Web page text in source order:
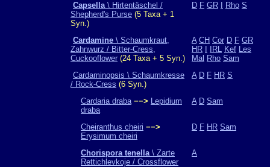
Capsella\ Hirtentäschel /
Shepherd's Purse (5 Taxa + 1
Syn.)
D F GR Rho S
Cardamine \ Schaumkraut,
Zahnwurz / Bitter-Cress,
Cuckooflower (24 Taxa + 5 Syn.)
A CH Cor D F GR
HR
IRL Kef Les
Mal Rho Sam
Cardaminopsis \ Schaumkresse
/ Rock-Cress (6 Syn.)
A D F HR S
Cardaria draba −−> Lepidium
draba
A D Sam
Cheiranthus cheiri −−>
Erysimum cheiri
D F HR Sam
Chorispora tenella\ Zarte
Rettichlevkoje / Crossflower
A